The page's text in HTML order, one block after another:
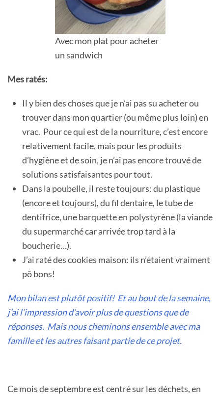
Avec mon plat pour acheter
un sandwich
Mes ratés:
Il y bien des choses que je n’ai pas su acheter ou
trouver dans mon quartier (ou même plus loin) en
vrac. Pour ce qui est de la nourriture, c’est encore
relativement facile, mais pour les produits
d’hygiène et de soin, je n’ai pas encore trouvé de
solutions satisfaisantes pour tout.
Dans la poubelle, il reste toujours: du plastique
(encore et toujours), du fil dentaire, le tube de
dentifrice, une barquette en polystyrène (la viande
du supermarché car arrivée trop tard à la
boucherie…).
J’ai raté des cookies maison: ils n’étaient vraiment
pô bons!
Mon bilan est plutôt positif! Et au bout de la semaine,
j’ai l’impression d’avoir plus de questions que de
réponses. Mais nous cheminons ensemble avec ma
famille et les autres faisant partie de ce projet.
Ce mois de septembre est centré sur les déchets, en